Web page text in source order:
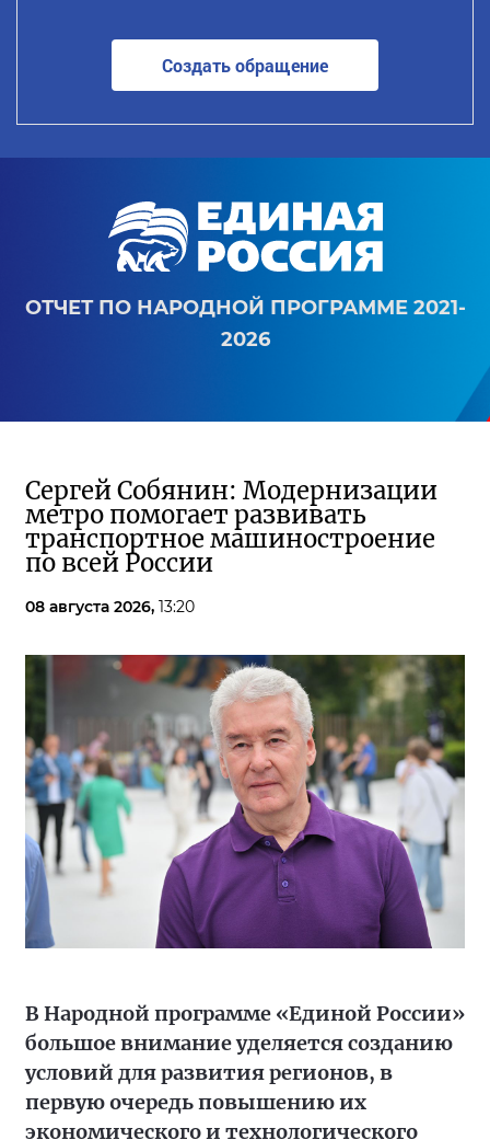
Создать обращение
ОТЧЕТ ПО НАРОДНОЙ ПРОГРАММЕ 2021-
2026
Сергей Собянин: Модернизации
метро помогает развивать
транспортное машиностроение
по всей России
08 августа 2026, 13:20
В Народной программе «Единой России»
большое внимание уделяется созданию
условий для развития регионов, в
первую очередь повышению их
экономического и технологического